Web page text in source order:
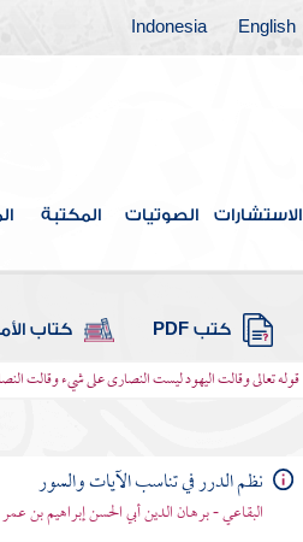
English
Indonesia
الاستشارات الصوتيات المكتبة
كتب PDF كتاب
قوله تعالى وقالت اليهود ليست النصارى على شيء وقالت
نظم الدرر في تناسب الآيات والسور
البقاعي - برهان الدين أبي الحسن إبراهيم بن